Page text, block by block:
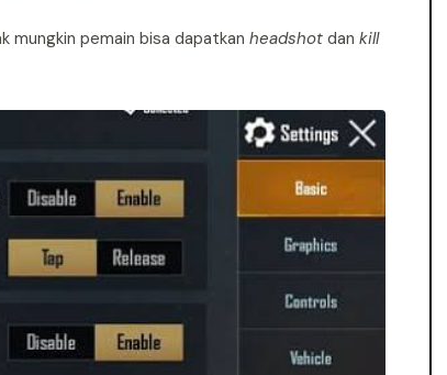
mungkin pemain bisa dapatkan headshot dan kill